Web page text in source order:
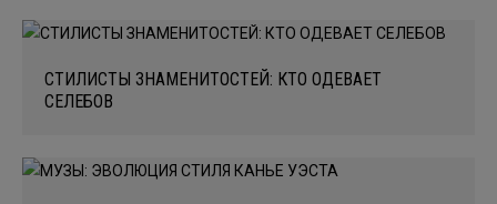
СТИЛИСТЫ ЗНАМЕНИТОСТЕЙ: КТО ОДЕВАЕТ
СЕЛЕБОВ